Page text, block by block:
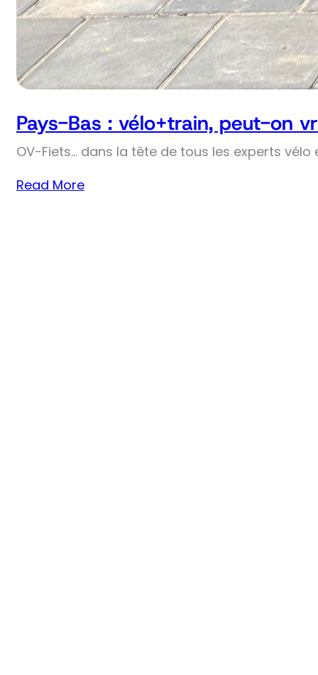
Pays-Bas : vélo+train, peut-on
OV-Fiets… dans la tête de tous les experts
Read More